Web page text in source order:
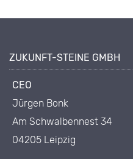
ZUKUNFT-STEINE GMBH
CEO
Jürgen Bonk
Am Schwalbennest 34
04205 Leipzig